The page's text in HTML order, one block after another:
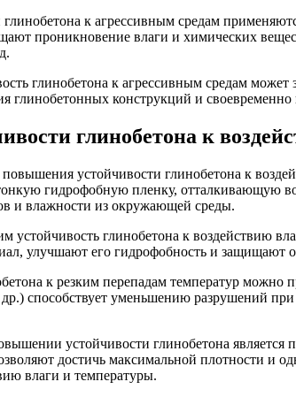
к агрессивным средам
проникновение влаги и химических
глинобетона к агрессивным средам может
глинобетонных конструкций и
глинобетона к
устойчивости глинобетона к
гидрофобную пленку, отталкивающую
и влажности из окружающей среды.
глинобетона к воздействию
улучшают его гидрофобность и
к резким перепадам температур
способствует уменьшению разрушений
устойчивости глинобетона является
достичь максимальной плотности и
влаги и температуры.